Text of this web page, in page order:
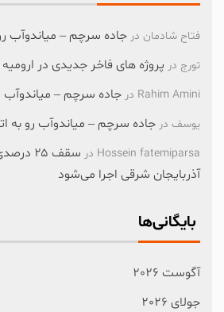
فتاح شادمان در جاده سرچم – میاندوآب
تورج در پروژه های فاخر جدیدی در
Rahim Amini در جاده سرچم – میاندوآب
یوسف در جاده سرچم – میاندوآب رو به
Hossein fatemiparsa در
سقف ۲۵
آذربایجان شرقی اجرا می‌شود
بایگانی‌ها
آگوست 2026
جولای 2026